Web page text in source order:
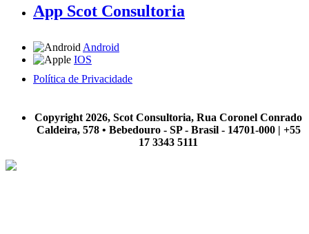
App Scot Consultoria
Android
IOS
Política de Privacidade
Copyright 2026, Scot Consultoria, Rua Coronel Conrado
Caldeira, 578 • Bebedouro - SP - Brasil - 14701-000 | +55
17 3343 5111